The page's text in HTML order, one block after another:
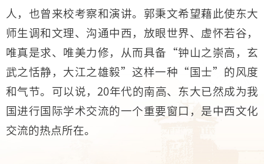
人，也曾来校考察和演讲。郭秉文希望藉此使东大
师生调和文理、沟通中西，放眼世界、虚怀若谷，
唯真是求、唯美力修，从而具备“钟山之崇高，玄
武之恬静，大江之雄毅”这样一种“国士”的风度
和气节。可以说，20年代的南高、东大已然成为我
国进行国际学术交流的一个重要窗口，是中西文化
交流的热点所在。